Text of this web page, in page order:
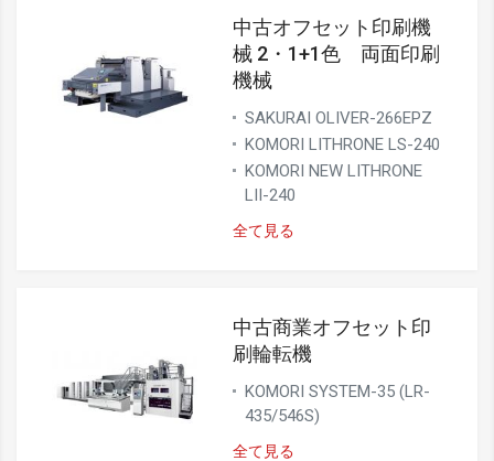
中古オフセット印刷機
械 2・1+1色 両面印刷
機械
SAKURAI OLIVER-266EPZ
KOMORI LITHRONE LS-240
KOMORI NEW LITHRONE
LII-240
全て見る
中古商業オフセット印
刷輪転機
KOMORI SYSTEM-35 (LR-
435/546S)
全て見る